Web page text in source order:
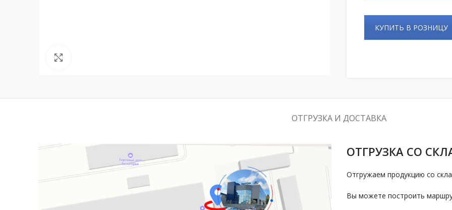
КУПИТЬ В РОЗНИЦУ
ОТГРУЗКА И ДОСТАВКА
ОТГРУЗКА СО
Отгружаем продукцию со
Вы можете построить